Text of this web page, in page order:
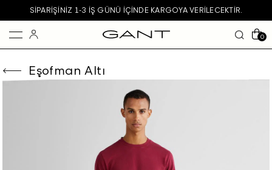
SIPARIŞINIZ 1-3 IŞ GÜNÜ IÇINDE KARGOYA VERILECEKTIR.
0
Eşofman Altı